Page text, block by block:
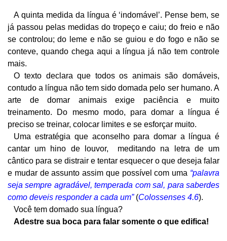
A quinta medida da língua é ‘indomável’. Pense bem, se
já passou pelas medidas do tropeço e caiu; do freio e não
se controlou; do leme e não se guiou e do fogo e não se
conteve, quando chega aqui a língua já não tem controle
mais.
O texto declara que todos os animais são domáveis,
contudo a língua não tem sido domada pelo ser humano. A
arte de domar animais exige paciência e muito
treinamento. Do mesmo modo, para domar a língua é
preciso se treinar, colocar limites e se esforçar muito.
Uma estratégia que aconselho para domar a língua é
cantar um hino de louvor, meditando na letra de um
cântico para se distrair e tentar esquecer o que deseja falar
e mudar de assunto assim que possível com uma “palavra
seja sempre agradável, temperada com sal, para saberdes
como deveis responder a cada um”(Colossenses 4.6).
Você tem domado sua língua?
Adestre sua boca para falar somente o que edifica!